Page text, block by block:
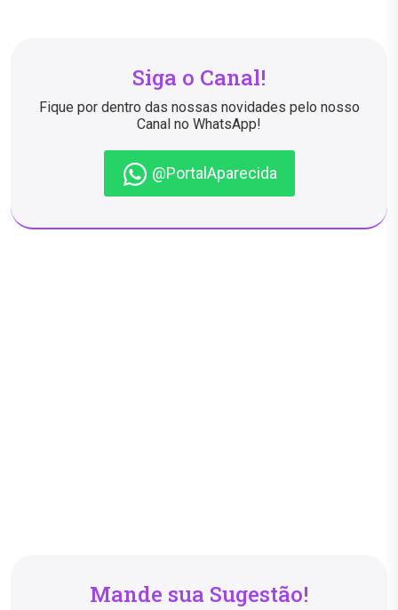
Siga o Canal!
Fique por dentro das nossas novidades pelo nosso
Canal no WhatsApp!
@PortalAparecida
Mande sua Sugestão!